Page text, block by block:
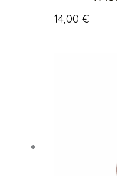
14,00 €